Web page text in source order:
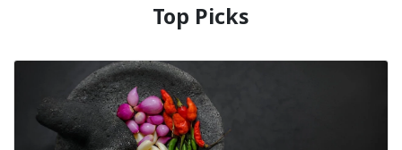
Top Picks